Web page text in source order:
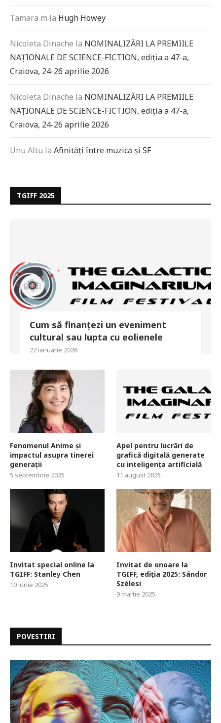
Tamara m la Hugh Howey
Nicoleta Dinache la NOMINALIZĂRI LA PREMIILE
NAȚIONALE DE SCIENCE-FICTION, ediția a 47-a,
Craiova, 24-26 aprilie 2026
Nicoleta Dinache la NOMINALIZĂRI LA PREMIILE
NAȚIONALE DE SCIENCE-FICTION, ediția a 47-a,
Craiova, 24-26 aprilie 2026
Unu Altu la Afinități între muzică și SF
TGIFF 2025
Cum să finanțezi un eveniment
cultural sau lupta cu eolienele
22 ianuarie 2026
Fenomenul Anime și
impactul asupra tinerei
generații
5 septembrie 2025
Apel pentru lucrări de
grafică digitală generate
cu inteligența artificială
11 august 2025
Invitat special online la
TGIFF: Stanley Chen
10 iunie 2025
Invitat de onoare la
TGIFF, ediția 2025: Sándor
Szélesi
9 martie 2025
POVESTIRI